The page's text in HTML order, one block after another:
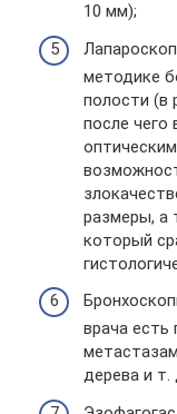
10 мм);
методике
полости (в
после чего
размеры, а
который
врача есть
дерева и т.